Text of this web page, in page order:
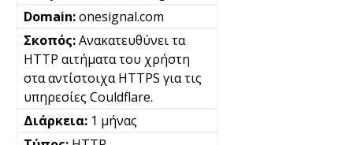
onesignal.com
Ανακατευθύνει τα
HTTP αιτήματα του χρήστη
στα αντίστοιχα HTTPS για τις
υπηρεσίες Couldflare.
1 μήνας